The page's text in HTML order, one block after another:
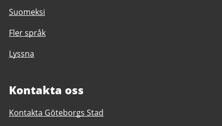
Suomeksi
Fler språk
Lyssna
Kontakta oss
Kontakta Göteborgs Stad